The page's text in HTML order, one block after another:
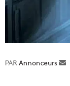
Annonceurs